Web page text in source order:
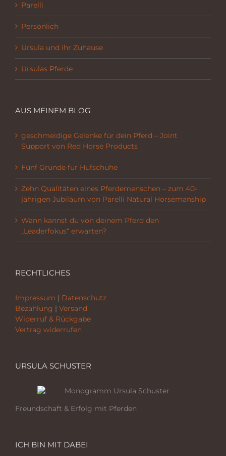
Parelli
Persönlich
Ursula und ihr Zuhause
Ursulas Pferde
AUS MEINEM BLOG
geschmeidige Gelenke für dein Pferd – Joint
Support von Red Horse Products
Fünf Gründe für Hufschuhe
Zehn Qualitäten eines Pferdemenschen – zum 40-
jährigen Jubiläum von Parelli Natural Horsemanship
Wann kannst du von deinem Pferd den
„Leaderfokus“ erwarten?
RECHTLICHES
Impressum | Datenschutz
Bezahlung | Versand
Widerruf & Rückgabe
Vertrag widerrufen
URSULA SCHUSTER
Freundschaft & Erfolg mit Pferden
ICH BIN MIT DABEI